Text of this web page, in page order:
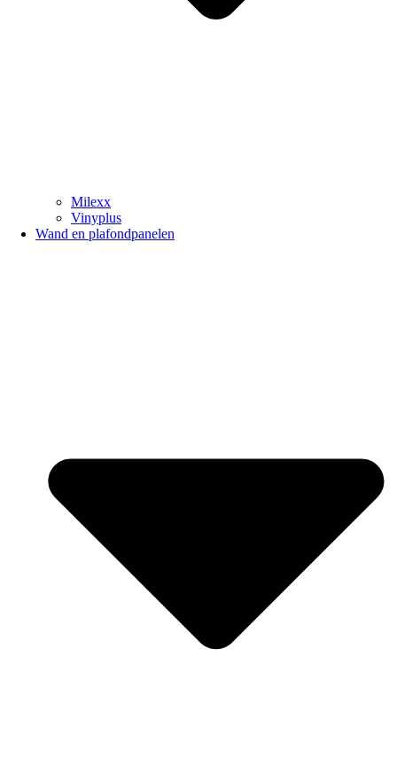
Milexx
Vinyplus
Wand en plafondpanelen